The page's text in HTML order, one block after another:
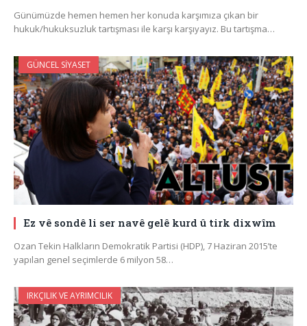
Günümüzde hemen hemen her konuda karşımıza çıkan bir
hukuk/hukuksuzluk tartışması ile karşı karşıyayız. Bu tartışma…
GÜNCEL SIYASET
Ez vê sondê li ser navê gelê kurd û tirk dixwîm
Ozan Tekin Halkların Demokratik Partisi (HDP), 7 Haziran 2015’te
yapılan genel seçimlerde 6 milyon 58…
IRKÇILIK VE AYRIMCILIK